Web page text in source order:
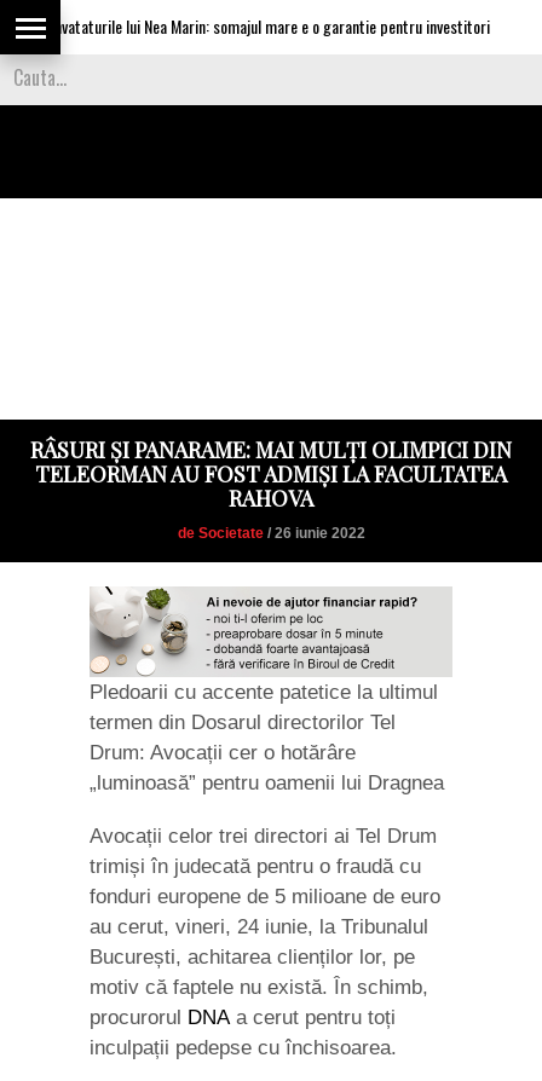
invataturile lui Nea Marin: somajul mare e o garantie pentru investitori
RÂSURI ȘI PANARAME: MAI MULȚI OLIMPICI DIN
TELEORMAN AU FOST ADMIȘI LA FACULTATEA
RAHOVA
de Societate/ 26 iunie 2022
Pledoarii cu accente patetice la ultimul
termen din Dosarul directorilor Tel
Drum: Avocații cer o hotărâre
„luminoasă” pentru oamenii lui Dragnea
Avocații celor trei directori ai Tel Drum
trimiși în judecată pentru o fraudă cu
fonduri europene de 5 milioane de euro
au cerut, vineri, 24 iunie, la Tribunalul
București, achitarea clienților lor, pe
motiv că faptele nu există. În schimb,
procurorul DNA a cerut pentru toți
inculpații pedepse cu închisoarea.